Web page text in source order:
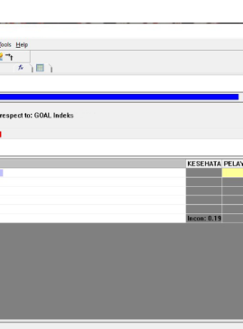
Analytical Hierarchy